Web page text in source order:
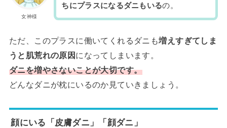
女神様
ちにプラスになるダニもいるの。
ただ、このプラスに働いてくれるダニも増えすぎてしま
うと肌荒れの原因 になってしまいます。
ダニを増やさないことが大切です。
どんなダニが枕にいるのか見ていきましょう。
顔にいる「皮膚ダニ」「顔ダニ」